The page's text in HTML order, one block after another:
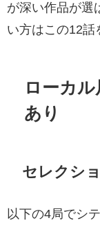
が深い作品が選
い方はこの12話
ローカ
あり
セレクシ
以下の4局でシ